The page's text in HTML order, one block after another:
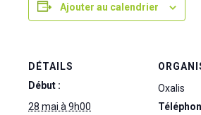
Ajouter au calendrier
DÉTAILS
Début :
28 mai à 9h00
Oxalis